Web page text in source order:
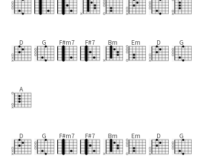
D G F#m7 F#7 Bm Em D G
A
D G F#m7 F#7 Bm Em D G